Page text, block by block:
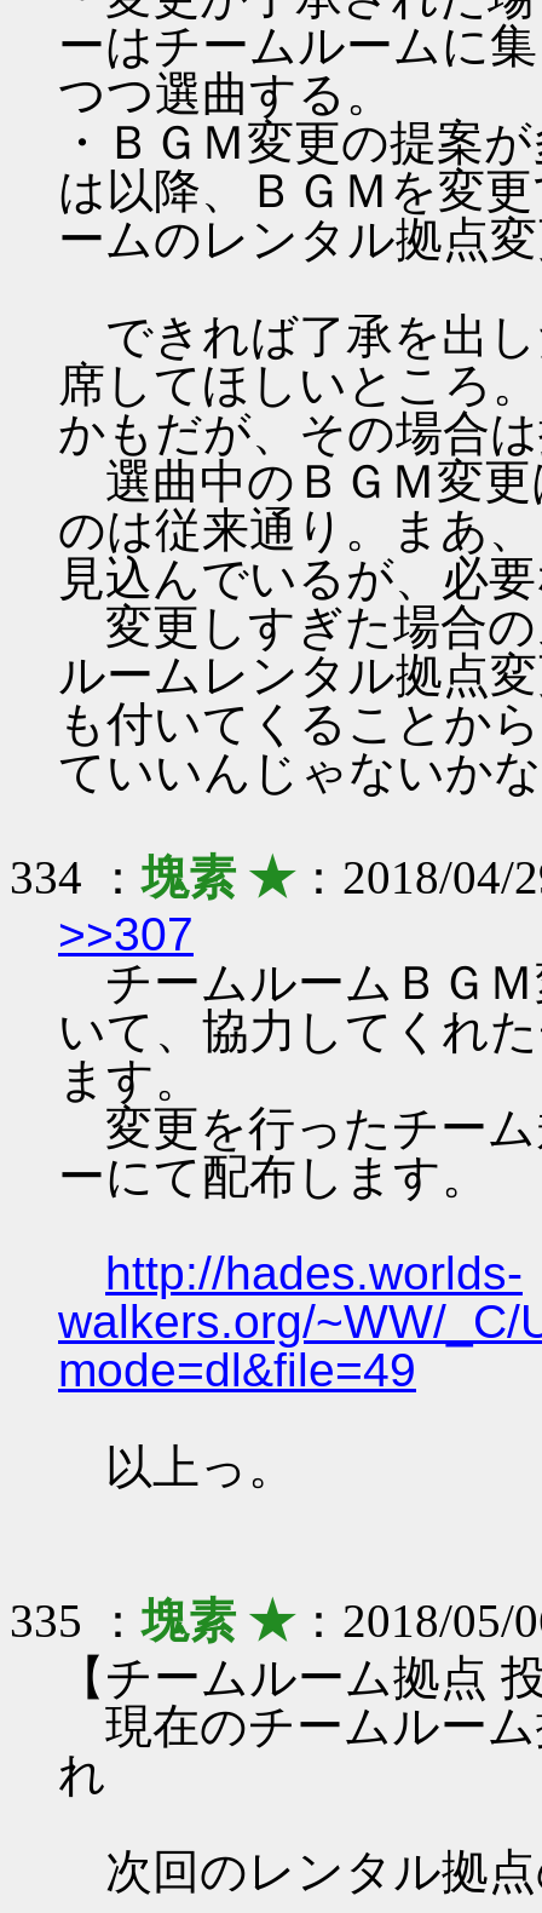
ーはチームルームに
つつ選曲する。
・ＢＧＭ変更の提案
は以降、ＢＧＭを変
ームのレンタル拠点
できれば了承を出
席してほしいところ
かもだが、その場合
選曲中のＢＧＭ変更
のは従来通り。まあ
見込んでいるが、必
変更しすぎた場合
ルームレンタル拠点
も付いてくることか
ていいんじゃないか
334 ：塊素 ★：2018/04/
>>307
チームルームＢＧ
いて、協力してくれ
ます。
変更を行ったチー
ーにて配布します。
http://hades.worlds-
walkers.org/~WW/_C/
mode=dl&file=49
以上っ。
335 ：塊素 ★：2018/05/
【チームルーム拠点
現在のチームルー
れ
次回のレンタル拠